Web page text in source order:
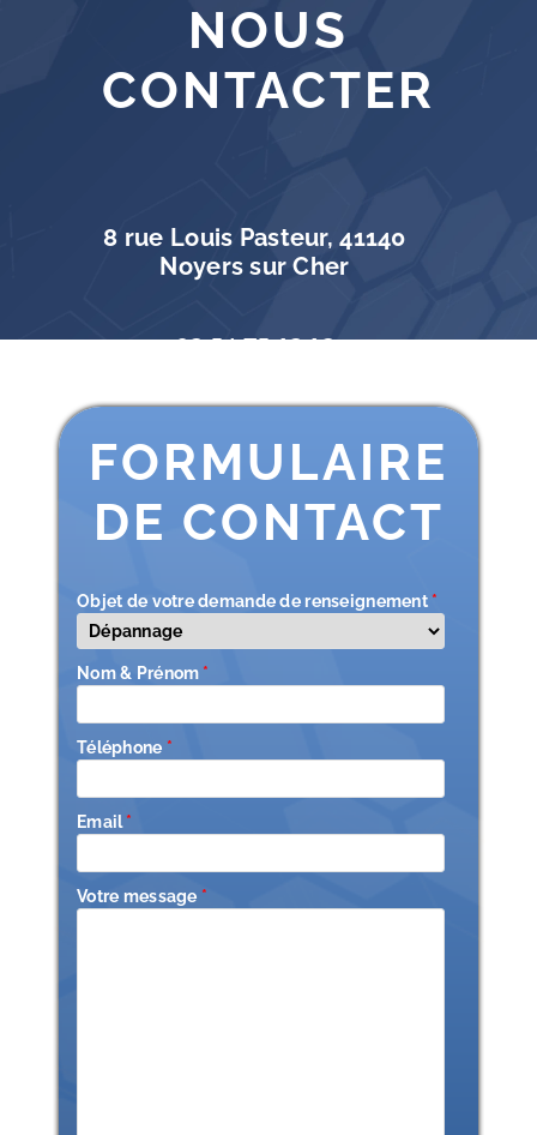
FORMULAIRE
DE CONTACT
NOUS
CONTACTER
Objet de votre demande de renseignement *
Nom & Prénom *
Téléphone *
Email *
Votre message *
8 rue Louis Pasteur,41140
Noyers sur Cher
02 54 75 12 12
ZA - Les Vigneaux,36210
contact@aidicom-informatique.fr